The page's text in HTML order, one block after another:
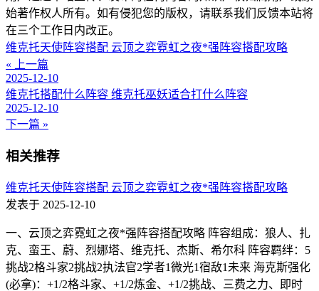
始著作权人所有。如有侵犯您的版权，请联系我们反馈本站将
在三个工作日内改正。
维克托天使阵容搭配 云顶之弈霓虹之夜*强阵容搭配攻略
« 上一篇
2025-12-10
维克托搭配什么阵容 维克托巫妖适合打什么阵容
2025-12-10
下一篇 »
相关推荐
维克托天使阵容搭配 云顶之弈霓虹之夜*强阵容搭配攻略
发表于 2025-12-10
一、云顶之弈霓虹之夜*强阵容搭配攻略 阵容组成：狼人、扎
克、蛮王、蔚、烈娜塔、维克托、杰斯、希尔科 阵容羁绊：5
挑战2格斗家2挑战2执法官2学者1微光1宿敌1未来 海克斯强化
(必拿)：+1/2格斗家、+1/2炼金、+1/2挑战、三费之力、即时